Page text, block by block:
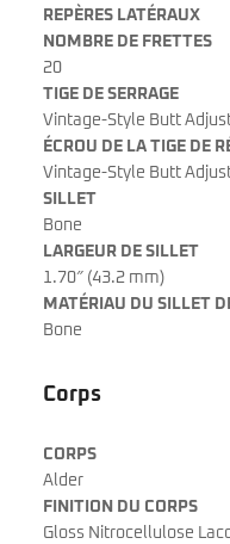
REPÈRES LATÉRAUX
NOMBRE DE FRETTES
20
TIGE DE SERRAGE
Vintage-Style Butt
ÉCROU DE LA TIGE DE
Vintage-Style Butt
SILLET
Bone
LARGEUR DE SILLET
1.70″ (43.2 mm)
MATÉRIAU DU SILLET
Bone
Corps
CORPS
Alder
FINITION DU CORPS
Gloss Nitrocellulose